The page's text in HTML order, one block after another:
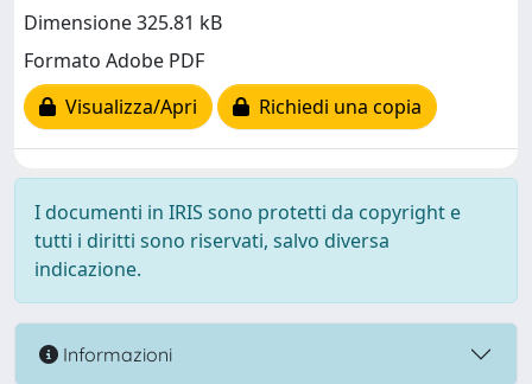
Dimensione 325.81 kB
Formato Adobe PDF
Visualizza/Apri
Richiedi una copia
I documenti in IRIS sono protetti da copyright e
tutti i diritti sono riservati, salvo diversa
indicazione.
Informazioni